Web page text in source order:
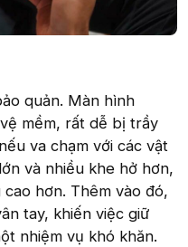
quản. Màn hình
mềm, rất dễ bị trầy
va chạm với các vật
và nhiều khe hở hơn,
hơn. Thêm vào đó,
tay, khiến việc giữ
nhiệm vụ khó khăn.